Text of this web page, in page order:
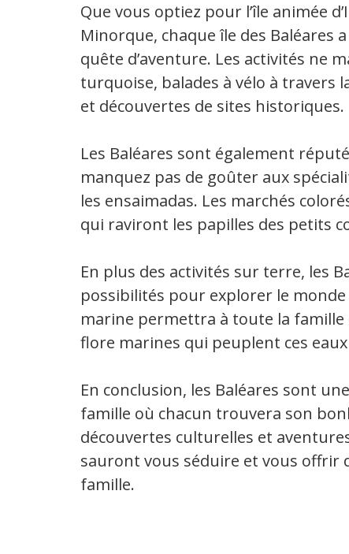
Que vous optiez pour l’île animée
Minorque, chaque île des Baléares
quête d’aventure. Les activités ne
turquoise, balades à vélo à travers
et découvertes de sites historiques.
Les Baléares sont également
manquez pas de goûter aux
les ensaimadas. Les marchés
qui raviront les papilles des petits
En plus des activités sur terre, les
possibilités pour explorer le
marine permettra à toute la famille
flore marines qui peuplent ces
En conclusion, les Baléares sont
famille où chacun trouvera son
découvertes culturelles et
sauront vous séduire et vous offrir
famille.